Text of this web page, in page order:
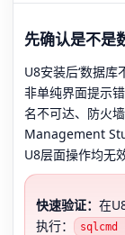
先确认是不是
U8安装后‘数据
非单纯界面提示
名不可达、防火
Management
U8层面操作均无
快速验证： 在
执行：